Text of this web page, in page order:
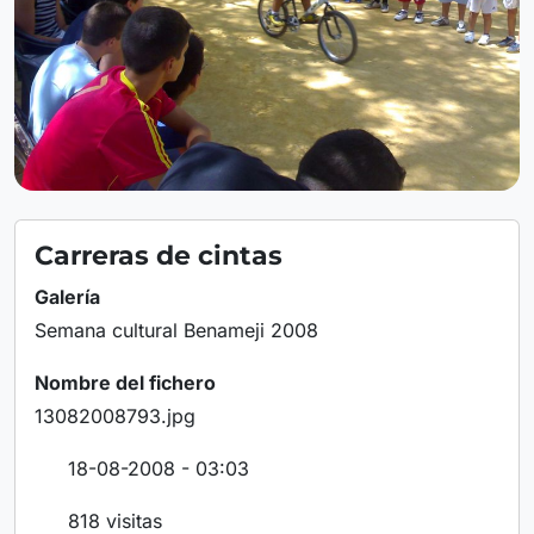
Carreras de cintas
Galería
Semana cultural Benameji 2008
Nombre del fichero
13082008793.jpg
18-08-2008 - 03:03
818 visitas